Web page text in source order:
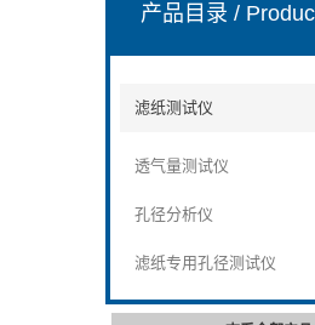
产品目录 /
滤纸测试仪
透气量测试仪
孔径分析仪
滤纸专用孔径测试仪